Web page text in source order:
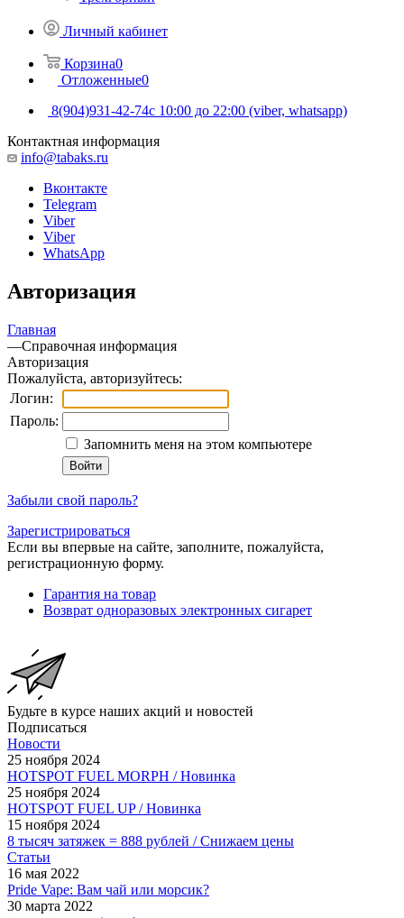
Личный кабинет
Корзина0
Отложенные0
8(904)931-42-74с 10:00 до 22:00 (viber, whatsapp)
Контактная информация
info@tabaks.ru
Вконтакте
Telegram
Viber
Viber
WhatsApp
Авторизация
Главная
—Справочная информация
Авторизация
Пожалуйста, авторизуйтесь:
Логин:
Пароль:
Запомнить меня на этом компьютере
Забыли свой пароль?
Зарегистрироваться
Если вы впервые на сайте, заполните, пожалуйста,
регистрационную форму.
Гарантия на товар
Возврат одноразовых электронных сигарет
Будьте в курсе наших акций и новостей
Подписаться
Новости
25 ноября 2024
HOTSPOT FUEL MORPH / Новинка
25 ноября 2024
HOTSPOT FUEL UP / Новинка
15 ноября 2024
8 тысяч затяжек = 888 рублей / Снижаем цены
Статьи
16 мая 2022
Pride Vape: Вам чай или морсик?
30 марта 2022